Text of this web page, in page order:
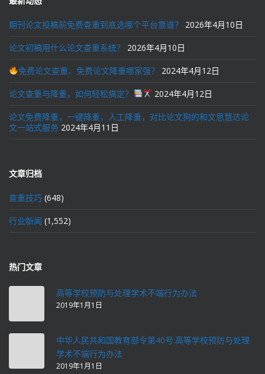
期刊论文投稿前免费查重到底选哪个平台靠谱？ 2026年4月10日
论文初稿用什么论文查重系统？ 2026年4月10日
免费论文查重、免费论文降重哪家强？ 2024年4月12日
论文查重与降重，如何轻松搞定？ 2024年4月12日
论文免费降重，一键降重，人工降重，对比论文狗的和文思慧达论
文一站式服务 2024年4月11日
文章归档
查重技巧 (648)
行业新闻 (1,552)
热门文章
高等学校预防与处理学术不端行为办法
2019年1月1日
中华人民共和国教育部令第40号:高等学校预防与处理
学术不端行为办法
2019年1月1日